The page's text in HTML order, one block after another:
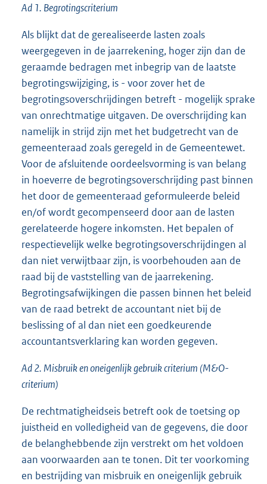
Ad 1. Begrotingscriterium
Als blijkt dat de gerealiseerde lasten zoals
weergegeven in de jaarrekening, hoger zijn dan de
geraamde bedragen met inbegrip van de laatste
begrotingswijziging, is - voor zover het de
begrotingsoverschrijdingen betreft - mogelijk sprake
van onrechtmatige uitgaven. De overschrijding kan
namelijk in strijd zijn met het budgetrecht van de
gemeenteraad zoals geregeld in de Gemeentewet.
Voor de afsluitende oordeelsvorming is van belang
in hoeverre de begrotingsoverschrijding past binnen
het door de gemeenteraad geformuleerde beleid
en/of wordt gecompenseerd door aan de lasten
gerelateerde hogere inkomsten. Het bepalen of
respectievelijk welke begrotingsoverschrijdingen al
dan niet verwijtbaar zijn, is voorbehouden aan de
raad bij de vaststelling van de jaarrekening.
Begrotingsafwijkingen die passen binnen het beleid
van de raad betrekt de accountant niet bij de
beslissing of al dan niet een goedkeurende
accountantsverklaring kan worden gegeven.
Ad 2. Misbruik en oneigenlijk gebruik criterium (M&O-
criterium)
De rechtmatigheidseis betreft ook de toetsing op
juistheid en volledigheid van de gegevens, die door
de belanghebbende zijn verstrekt om het voldoen
aan voorwaarden aan te tonen. Dit ter voorkoming
en bestrijding van misbruik en oneigenlijk gebruik